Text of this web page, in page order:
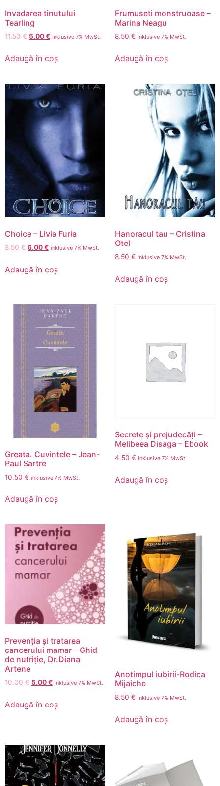
Invadarea tinutului
Tearling
11.50€ 5.00€ inklusive 7% MwSt.
Adaugă în coș
Frumuseti monstruoase –
Marina Neagu
8.50 € inklusive 7% MwSt.
Adaugă în coș
Choice – Livia Furia
8.50€ 6.00€ inklusive 7% MwSt.
Adaugă în coș
Hanoracul tau – Cristina
Otel
8.50 € inklusive 7% MwSt.
Adaugă în coș
Greata. Cuvintele – Jean-
Paul Sartre
10.50 € inklusive 7% MwSt.
Adaugă în coș
Secrete și prejudecăți –
Melibeea Disaga – Ebook
4.50 € inklusive 7% MwSt.
Adaugă în coș
Prevenția și tratarea
cancerului mamar – Ghid
de nutriție, Dr.Diana
Artene
10.00€ 5.00€ inklusive 7% MwSt.
Adaugă în coș
Anotimpul iubirii-Rodica
Mijaiche
8.50 € inklusive 7% MwSt.
Adaugă în coș